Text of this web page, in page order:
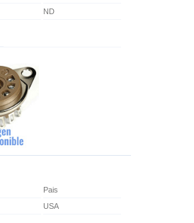
ND
Pais
USA